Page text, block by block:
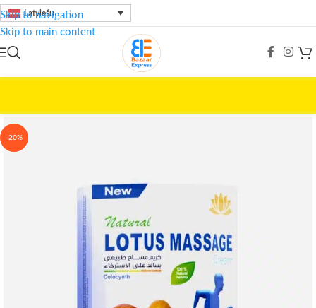
Skip to navigation
Skip to main content
Latviešu
-20%